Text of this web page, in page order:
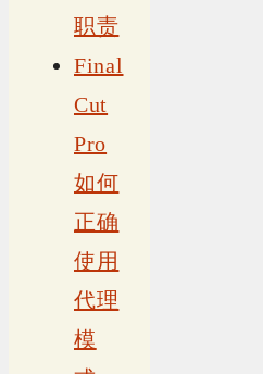
职责
Final
Cut
Pro
如何
正确
使用
代理
模